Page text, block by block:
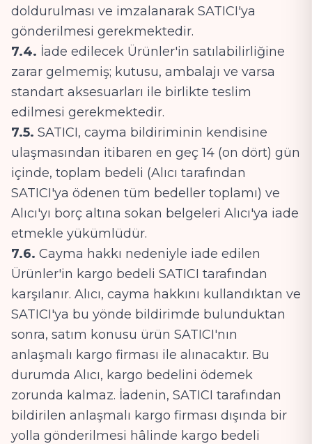
doldurulması ve imzalanarak SATICI'ya
gönderilmesi gerekmektedir.
7.4. İade edilecek Ürünler'in satılabilirliğine
zarar gelmemiş; kutusu, ambalajı ve varsa
standart aksesuarları ile birlikte teslim
edilmesi gerekmektedir.
7.5. SATICI, cayma bildiriminin kendisine
ulaşmasından itibaren en geç 14 (on dört) gün
içinde, toplam bedeli (Alıcı tarafından
SATICI'ya ödenen tüm bedeller toplamı) ve
Alıcı'yı borç altına sokan belgeleri Alıcı'ya iade
etmekle yükümlüdür.
7.6. Cayma hakkı nedeniyle iade edilen
Ürünler'in kargo bedeli SATICI tarafından
karşılanır. Alıcı, cayma hakkını kullandıktan ve
SATICI'ya bu yönde bildirimde bulunduktan
sonra, satım konusu ürün SATICI'nın
anlaşmalı kargo firması ile alınacaktır. Bu
durumda Alıcı, kargo bedelini ödemek
zorunda kalmaz. İadenin, SATICI tarafından
bildirilen anlaşmalı kargo firması dışında bir
yolla gönderilmesi hâlinde kargo bedeli